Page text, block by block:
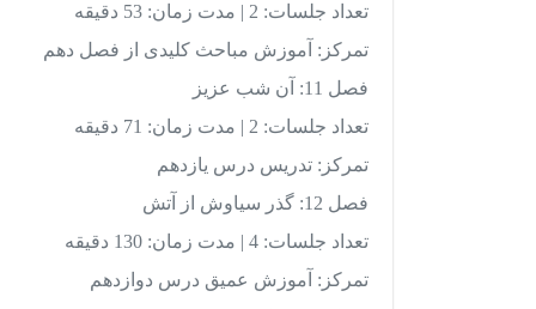
تعداد جلسات: 2 | مدت زمان: 53 دقیقه
تمرکز: آموزش مباحث کلیدی از فصل دهم
فصل 11: آن شب عزیز
تعداد جلسات: 2 | مدت زمان: 71 دقیقه
تمرکز: تدریس درس یازدهم
فصل 12: گذر سیاوش از آتش
تعداد جلسات: 4 | مدت زمان: 130 دقیقه
تمرکز: آموزش عمیق درس دوازدهم